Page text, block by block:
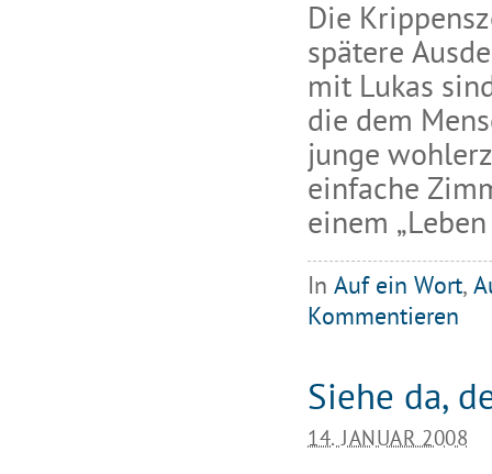
Die
spätere
mit Lukas
die dem
junge
einfache
einem
In Auf ein Wort,
Kommentieren
Siehe da,
14. JANUAR 2008